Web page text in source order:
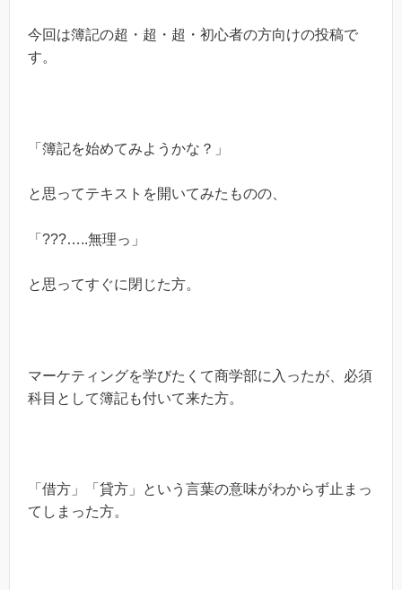
今回は簿記の超・超・超・初心者の方向けの投稿で
す。
「簿記を始めてみようかな？」
と思ってテキストを開いてみたものの、
「 ???…..無理っ」
と思ってすぐに閉じた方。
マーケティングを学びたくて商学部に入ったが、必須
科目として簿記も付いて来た方。
「借方」「貸方」という言葉の意味がわからず止まっ
てしまった方。